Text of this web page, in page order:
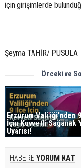
için girişimlerde
Şeyma TAHİR/ PUSULA
Önceki ve
Erzurum Valiliği'nden
İçin Kuvvetli Sağanak
Uyarısı!
HABERE YORUM KAT